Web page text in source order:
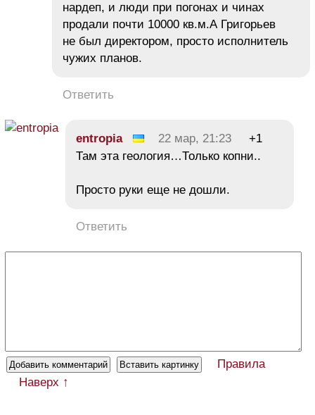
нардеп, и люди при погонах и чинах
продали почти 10000 кв.м.А Григорьев
не был директором, просто исполнитель
чужих планов.
Ответить
entropia 22 мар, 21:23
+1
Там эта геология…Только копни..
Просто руки еще не дошли.
Ответить
Правила
Наверх ↑